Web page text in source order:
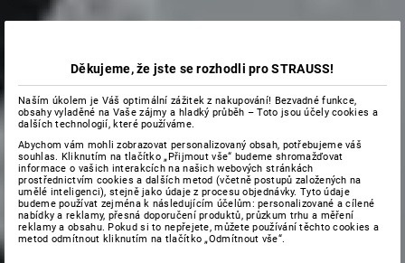
Děkujeme, že jste se rozhodli pro STRAUSS!
Naším úkolem je Váš optimální zážitek z nakupování! Bezvadné funkce,
obsahy vyladěné na Vaše zájmy a hladký průběh – Toto jsou účely cookies a
dalších technologií, které používáme.
Abychom vám mohli zobrazovat personalizovaný obsah, potřebujeme váš
souhlas. Kliknutím na tlačítko „Přijmout vše“ budeme shromažďovat
informace o vašich interakcích na našich webových stránkách
prostřednictvím cookies a dalších metod (včetně postupů založených na
umělé inteligenci), stejně jako údaje z procesu objednávky. Tyto údaje
budeme používat zejména k následujícím účelům: personalizované a cílené
nabídky a reklamy, přesná doporučení produktů, průzkum trhu a měření
reklamy a obsahu. Pokud si to nepřejete, můžete používání těchto cookies a
metod odmítnout kliknutím na tlačítko „Odmítnout vše“.